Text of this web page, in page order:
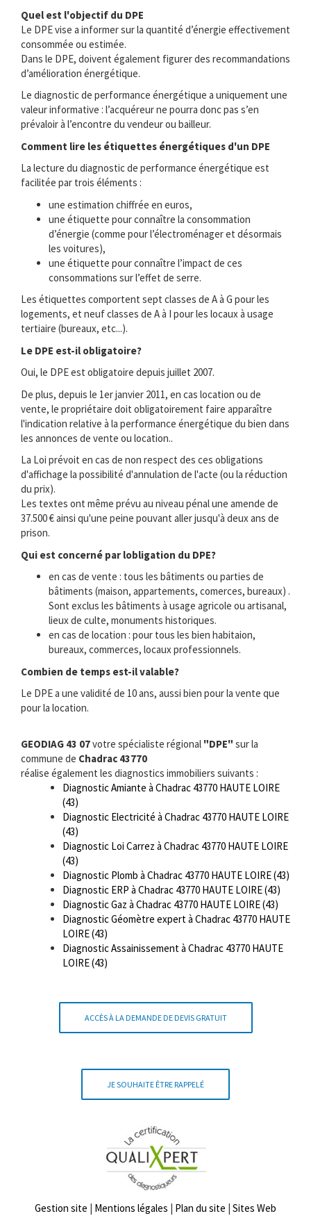
Quel est l'objectif du DPE
Le DPE vise a informer sur la quantité d’énergie effectivement
consommée ou estimée.
Dans le DPE, doivent également figurer des recommandations
d’amélioration énergétique.
Le diagnostic de performance énergétique a uniquement une
valeur informative : l’acquéreur ne pourra donc pas s’en
prévaloir à l’encontre du vendeur ou bailleur.
Comment lire les étiquettes énergétiques d'un DPE
La lecture du diagnostic de performance énergétique est
facilitée par trois éléments :
une estimation chiffrée en euros,
une étiquette pour connaître la consommation
d’énergie (comme pour l’électroménager et désormais
les voitures),
une étiquette pour connaître l’impact de ces
consommations sur l’effet de serre.
Les étiquettes comportent sept classes de A à G pour les
logements, et neuf classes de A à I pour les locaux à usage
tertiaire (bureaux, etc...).
Le DPE est-il obligatoire?
Oui, le DPE est obligatoire depuis juillet 2007.
De plus, depuis le 1er janvier 2011, en cas location ou de
vente, le propriétaire doit obligatoirement faire apparaître
l'indication relative à la performance énergétique du bien dans
les annonces de vente ou location..
La Loi prévoit en cas de non respect des ces obligations
d'affichage la possibilité d'annulation de l'acte (ou la réduction
du prix).
Les textes ont même prévu au niveau pénal une amende de
37.500 € ainsi qu'une peine pouvant aller jusqu'à deux ans de
prison.
Qui est concerné par lobligation du DPE?
en cas de vente : tous les bâtiments ou parties de
bâtiments (maison, appartements, comerces, bureaux) .
Sont exclus les bâtiments à usage agricole ou artisanal,
lieux de culte, monuments historiques.
en cas de location : pour tous les bien habitaion,
bureaux, commerces, locaux professionnels.
Combien de temps est-il valable?
Le DPE a une validité de 10 ans, aussi bien pour la vente que
pour la location.
GEODIAG 43 07votre spécialiste régional "DPE" sur la
commune de Chadrac 43770
réalise également les diagnostics immobiliers suivants :
Diagnostic Amiante à Chadrac 43770 HAUTE LOIRE
(43)
Diagnostic Electricité à Chadrac 43770 HAUTE LOIRE
(43)
Diagnostic Loi Carrez à Chadrac 43770 HAUTE LOIRE
(43)
Diagnostic Plomb à Chadrac 43770 HAUTE LOIRE (43)
Diagnostic ERP à Chadrac 43770 HAUTE LOIRE (43)
Diagnostic Gaz à Chadrac 43770 HAUTE LOIRE (43)
Diagnostic Géomètre expert à Chadrac 43770 HAUTE
LOIRE (43)
Diagnostic Assainissement à Chadrac 43770 HAUTE
LOIRE (43)
ACCÈS À LA DEMANDE DE DEVIS GRATUIT
JE SOUHAITE ÊTRE RAPPELÉ
Gestion site | Mentions légales | Plan du site | Sites Web